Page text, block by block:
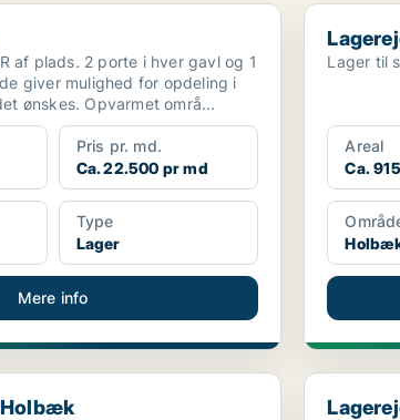
af plads. 2 porte i hver gavl og 1
giver mulighed for opdeling i
mindre lejemål hvis det ønskes. Opvarmet områ...
Pris pr. md.
Ca. 22.500 pr md
Type
Lager
Mere info
Lager til
Areal
Ca.
Holbæk